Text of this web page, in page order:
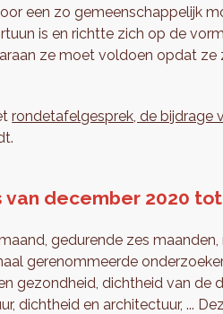
een zo gemeenschappelijk
is en richtte zich op de
ze moet voldoen opdat ze
rondetafelgesprek, de bijdrage
van december 2020 tot
gedurende zes
gerenommeerde
gezondheid, dichtheid van de
dichtheid en architectuur, ...